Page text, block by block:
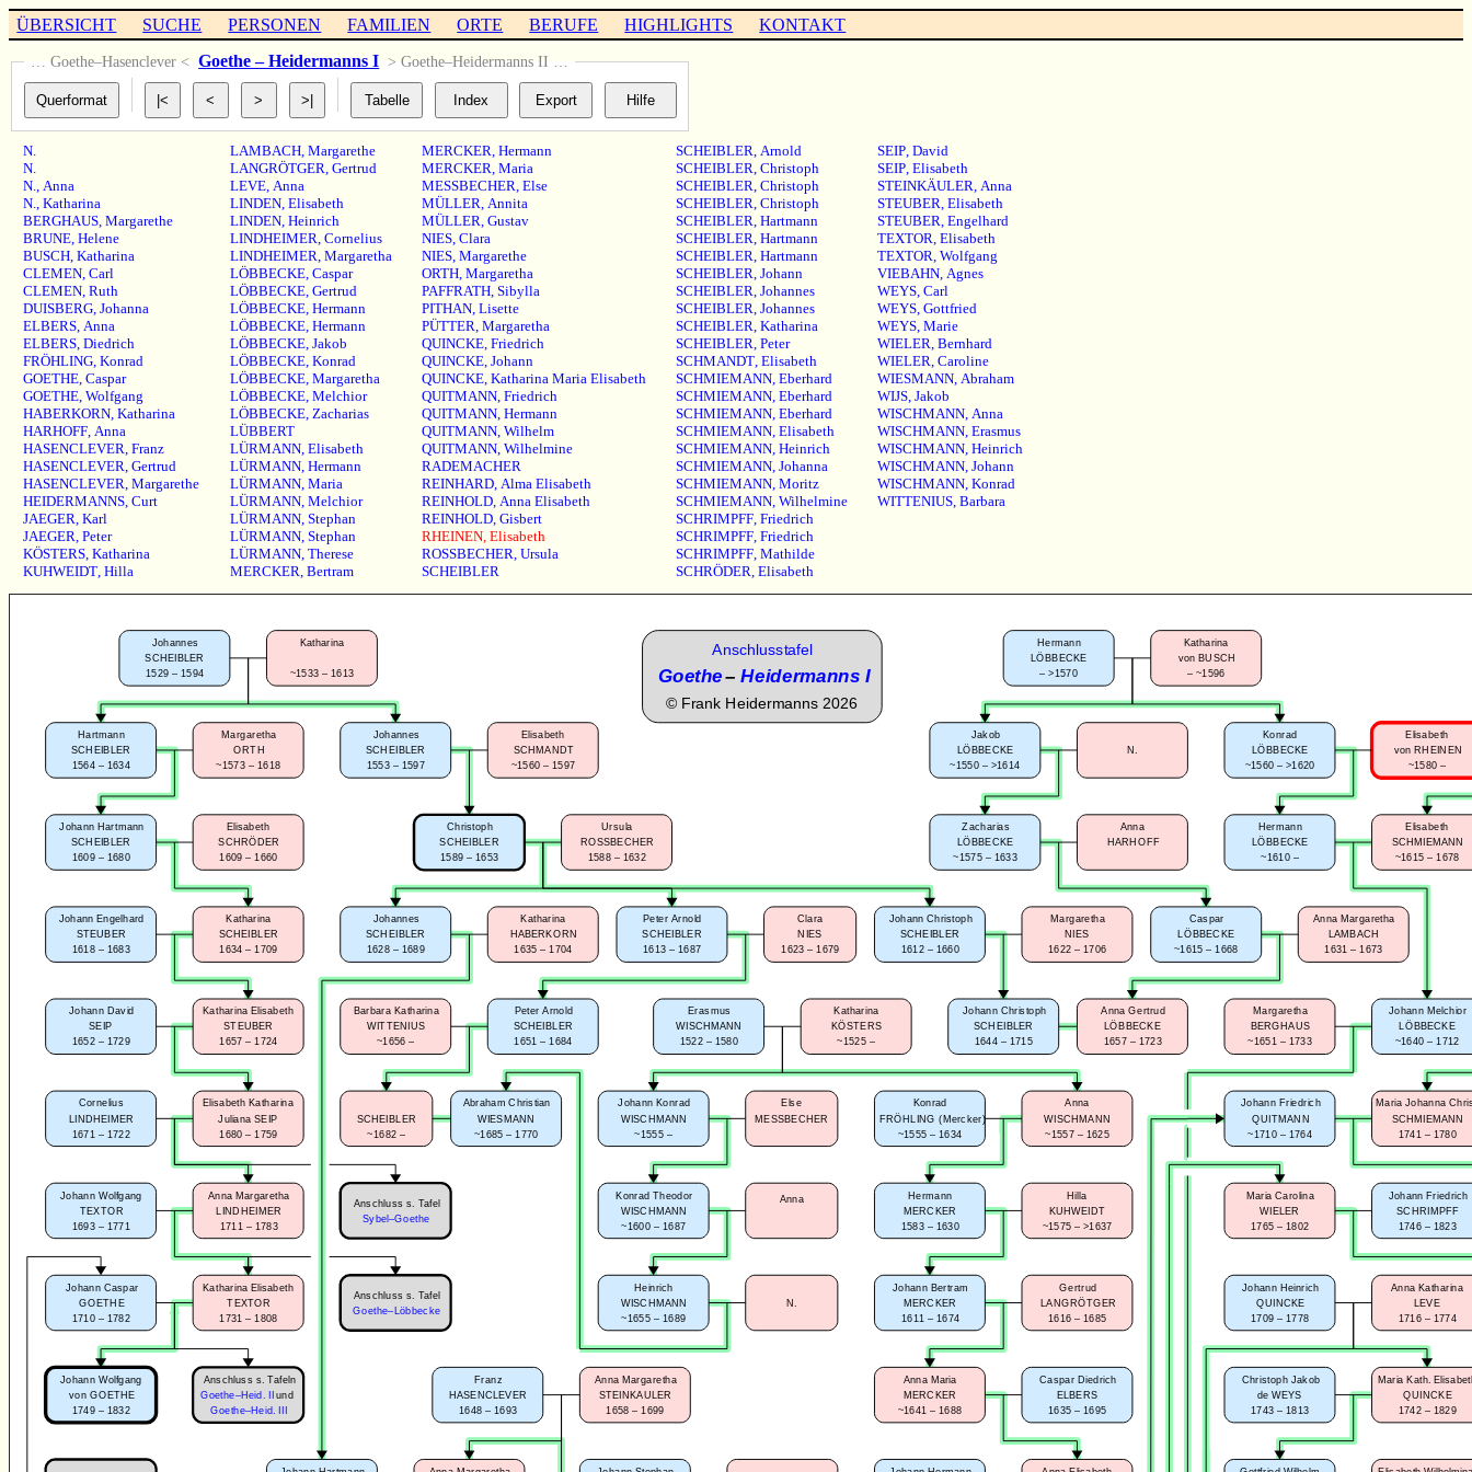
ÜBERSICHT SUCHE PERSONEN FAMILIEN ORTE BERUFE HIGHLIGHTS KONTAKT
… Goethe–Hasenclever < Goethe – Heidermanns I > Goethe–Heidermanns II …
N.
N.
N.,Anna
N.,Katharina
BERGHAUS,Margarethe
BRUNE,Helene
BUSCH,Katharina
CLEMEN,Carl
CLEMEN,Ruth
DUISBERG,Johanna
ELBERS,Anna
ELBERS,Diedrich
FRÖHLING,Konrad
GOETHE,Caspar
GOETHE,Wolfgang
HABERKORN,Katharina
HARHOFF,Anna
HASENCLEVER,Franz
HASENCLEVER,Gertrud
HASENCLEVER,Margarethe
HEIDERMANNS,Curt
JAEGER,Karl
JAEGER,Peter
KÖSTERS,Katharina
KUHWEIDT,Hilla
LAMBACH, Margarethe
LANGRÖTGER, Gertrud
LEVE, Anna
LINDEN, Elisabeth
LINDEN, Heinrich
LINDHEIMER, Cornelius
LINDHEIMER, Margaretha
LÖBBECKE, Caspar
LÖBBECKE, Gertrud
LÖBBECKE, Hermann
LÖBBECKE, Hermann
LÖBBECKE, Jakob
LÖBBECKE, Konrad
LÖBBECKE, Margaretha
LÖBBECKE, Melchior
LÖBBECKE, Zacharias
LÜBBERT
LÜRMANN, Elisabeth
LÜRMANN, Hermann
LÜRMANN, Maria
LÜRMANN, Melchior
LÜRMANN, Stephan
LÜRMANN, Stephan
LÜRMANN, Therese
MERCKER, Bertram
MERCKER, Hermann
MERCKER, Maria
MESSBECHER, Else
MÜLLER, Annita
MÜLLER, Gustav
NIES, Clara
NIES, Margarethe
ORTH, Margaretha
PAFFRATH, Sibylla
PITHAN, Lisette
PÜTTER, Margaretha
QUINCKE, Friedrich
QUINCKE, Johann
QUINCKE, Katharina Maria Elisabeth
QUITMANN, Friedrich
QUITMANN, Hermann
QUITMANN, Wilhelm
QUITMANN, Wilhelmine
RADEMACHER
REINHARD, Alma Elisabeth
REINHOLD, Anna Elisabeth
REINHOLD, Gisbert
RHEINEN, Elisabeth
ROSSBECHER, Ursula
SCHEIBLER
SCHEIBLER, Arnold
SCHEIBLER, Christoph
SCHEIBLER, Christoph
SCHEIBLER, Christoph
SCHEIBLER, Hartmann
SCHEIBLER, Hartmann
SCHEIBLER, Hartmann
SCHEIBLER, Johann
SCHEIBLER, Johannes
SCHEIBLER, Johannes
SCHEIBLER, Katharina
SCHEIBLER, Peter
SCHMANDT, Elisabeth
SCHMIEMANN, Eberhard
SCHMIEMANN, Eberhard
SCHMIEMANN, Eberhard
SCHMIEMANN, Elisabeth
SCHMIEMANN, Heinrich
SCHMIEMANN, Johanna
SCHMIEMANN, Moritz
SCHMIEMANN, Wilhelmine
SCHRIMPFF, Friedrich
SCHRIMPFF, Friedrich
SCHRIMPFF, Mathilde
SCHRÖDER, Elisabeth
SEIP, David
SEIP, Elisabeth
STEINKÄULER, Anna
STEUBER, Elisabeth
STEUBER, Engelhard
TEXTOR, Elisabeth
TEXTOR, Wolfgang
VIEBAHN, Agnes
WEYS, Carl
WEYS, Gottfried
WEYS, Marie
WIELER, Bernhard
WIELER, Caroline
WIESMANN, Abraham
WIJS, Jakob
WISCHMANN, Anna
WISCHMANN, Erasmus
WISCHMANN, Heinrich
WISCHMANN, Johann
WISCHMANN, Konrad
WITTENIUS, Barbara
Johann Wolfgang
von GOETHE
1749 – 1832
Johann Caspar
GOETHE
1710 – 1782
Katharina Elisabeth
TEXTOR
1731 – 1808
Johann Wolfgang
TEXTOR
1693 – 1771
Anna Margaretha
LINDHEIMER
1711 – 1783
Cornelius
LINDHEIMER
1671 – 1722
Elisabeth Katharina
Juliana SEIP
1680 – 1759
Johann David
SEIP
1652 – 1729
Katharina Elisabeth
STEUBER
1657 – 1724
Johann Engelhard
STEUBER
1618 – 1683
Katharina
SCHEIBLER
1634 – 1709
Johann Hartmann
SCHEIBLER
1609 – 1680
Elisabeth
SCHRÖDER
1609 – 1660
Hartmann
SCHEIBLER
1564 – 1634
Margaretha
ORTH
~1573 – 1618
Johannes
SCHEIBLER
1529 – 1594
Katharina
~1533 – 1613
Johannes
SCHEIBLER
1553 – 1597
Elisabeth
SCHMANDT
~1560 – 1597
Christoph
SCHEIBLER
1589 – 1653
Ursula
ROSSBECHER
1588 – 1632
Johann Christoph
SCHEIBLER
1612 – 1660
Margaretha
NIES
1622 – 1706
Johann Christoph
SCHEIBLER
1644 – 1715
Anna Gertrud
LÖBBECKE
1657 – 1723
Caspar
LÖBBECKE
~1615 – 1668
Anna Margaretha
LAMBACH
1631 – 1673
Zacharias
LÖBBECKE
~1575 – 1633
Anna
HARHOFF
Jakob
LÖBBECKE
~1550 – >1614
N.
Hermann
LÖBBECKE
–>1570
Katharina
von BUSCH
– ~1596
Konrad
LÖBBECKE
~1560 – >1620
Elisabeth
von RHEINEN
~1580 –
Hermann
LÖBBECKE
~1610 –
Elisabeth
SCHMIEMANN
~1615 – 1678
Maria Johanna
SCHMIEMANN
1741 – 1780
Johann Friedrich
QUITMANN
~1710 – 1764
Peter Arnold
SCHEIBLER
1613 – 1687
Clara
NIES
1623 – 1679
Peter Arnold
SCHEIBLER
1651 – 1684
Barbara Katharina
WITTENIUS
~1656 –
SCHEIBLER
~1682 –
Abraham Christian
WIESMANN
~1685 – 1770
Heinrich
WISCHMANN
~1655 – 1689
N.
Konrad Theodor
WISCHMANN
~1600 – 1687
Anna
Johann Konrad
WISCHMANN
~1555 –
Else
MESSBECHER
Erasmus
WISCHMANN
1522 – 1580
Katharina
KÖSTERS
~1525 –
Anna
WISCHMANN
~1557 – 1625
Konrad
FRÖHLING (Mercker)
~1555 – 1634
Hermann
MERCKER
1583 – 1630
Hilla
KUHWEIDT
~1575 – >1637
Johann Bertram
MERCKER
1611 – 1674
Gertrud
LANGRÖTGER
1616 – 1685
Anna Maria
MERCKER
~1641 – 1688
Caspar Diedrich
ELBERS
1635 – 1695
Johannes
SCHEIBLER
1628 – 1689
Katharina
HABERKORN
1635 – 1704
Franz
HASENCLEVER
1648 – 1693
Anna Margaretha
STEINKAULER
1658 – 1699
Maria Carolina
WIELER
1765 – 1802
Johann Friedrich
SCHRIMPFF
1746 – 1823
Christoph Jakob
de WEYS
1743 – 1813
Maria Kath.
QUINCKE
1742 – 1829
Johann Heinrich
QUINCKE
1709 – 1778
Anna Katharina
LEVE
1716 – 1774
Johann Melchior
LÖBBECKE
~1640 – 1712
Margaretha
BERGHAUS
~1651 – 1733
Anschluss s. Tafel
Sybel–Goethe
Anschlusstafel
Goethe–Heidermanns I
© Frank Heidermanns 2026
Anschluss s. Tafel
Goethe–Löbbecke
Anschluss s. Tafeln
Goethe–Heid. IIund
Goethe–Heid. III